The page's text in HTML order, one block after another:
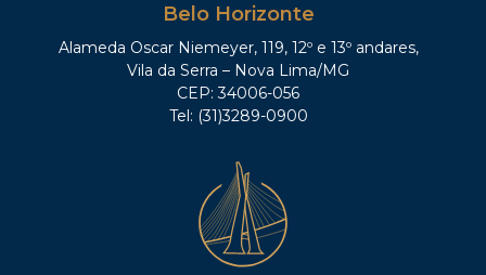
Belo Horizonte
Alameda Oscar Niemeyer, 119, 12º e 13º andares,
Vila da Serra – Nova Lima/MG
CEP: 34006-056
Tel: (31)3289-0900